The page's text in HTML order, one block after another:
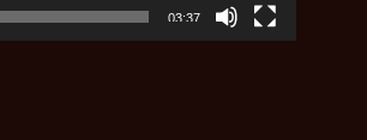
03:37